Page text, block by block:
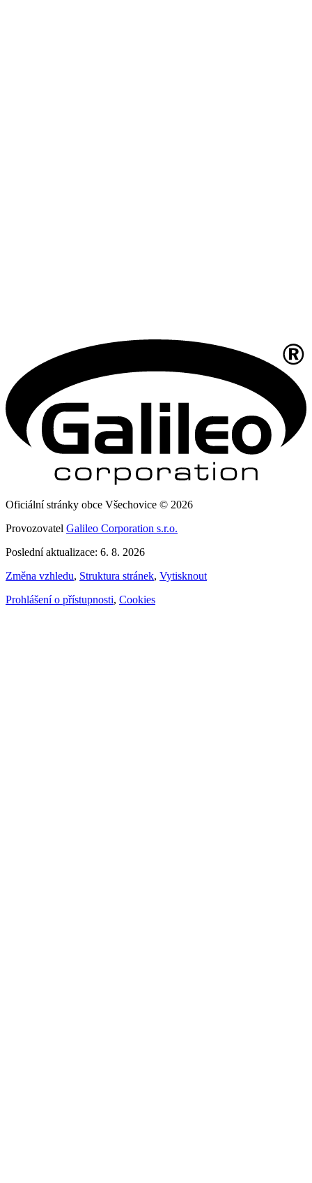
Oficiální stránky obce Všechovice © 2026
Provozovatel Galileo Corporation s.r.o.
Poslední aktualizace: 6. 8. 2026
Změna vzhledu, Struktura stránek, Vytisknout
Prohlášení o přístupnosti, Cookies